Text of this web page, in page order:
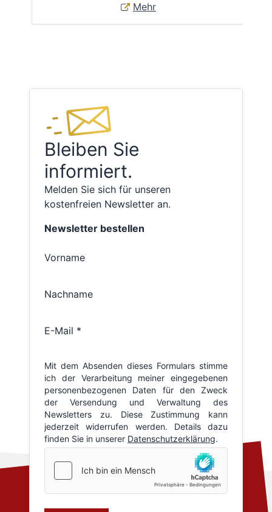
Mehr
Bleiben Sie
informiert.
Melden Sie sich für unseren
kostenfreien Newsletter an.